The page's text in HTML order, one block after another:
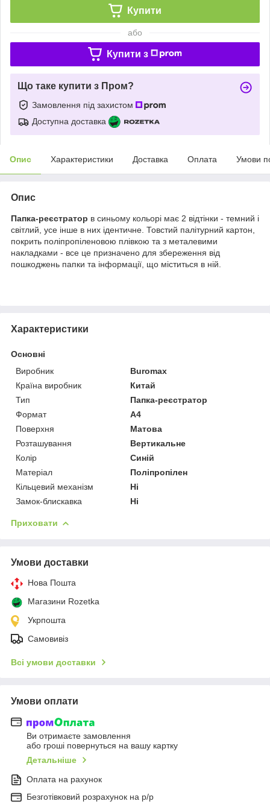
Купити
або
Купити з
Що таке купити з Пром?
Замовлення під захистом
Доступна доставка
Опис Характеристики Доставка Оплата Умови
Опис
Папка-реєстратор в синьому кольорі має 2 відтінки - темний і
світлий, усе інше в них ідентичне. Товстий палітурний картон,
покрить поліпропіленовою плівкою та з металевими
накладками - все це призначено для збереження від
пошкоджень папки та інформації, що міститься в ній.
Характеристики
Основні
Виробник
Buromax
Країна виробник
Китай
Тип
Папка-реєстратор
Формат
A4
Поверхня
Матова
Розташування
Вертикальне
Колір
Синій
Матеріал
Поліпропілен
Кільцевий механізм
Ні
Замок-блискавка
Ні
Приховати
Умови доставки
Нова Пошта
Магазини Rozetka
Укрпошта
Самовивіз
Всі умови доставки
Умови оплати
Ви отримаєте замовлення
або гроші повернуться на вашу картку
Детальніше
Оплата на рахунок
Безготівковий розрахунок на р/р